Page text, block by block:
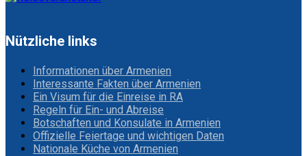
Nützliche links
Informationen über Armenien
Interessante Fakten über Armenien
Ein Visum für die Einreise in RA
Regeln für Ein- und Abreise
Botschaften und Konsulate in Armenien
Offizielle Feiertage und wichtigen Daten
Nationale Küche von Armenien